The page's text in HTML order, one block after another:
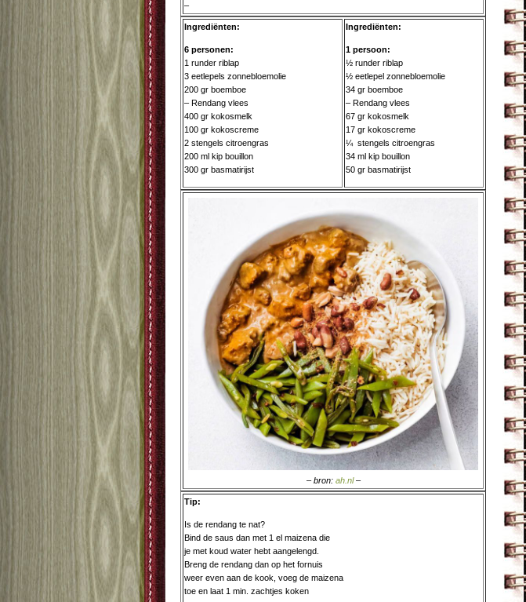
–
Ingrediënten:
6 personen:
1 runder riblap
3 eetlepels zonnebloemolie
200 gr boemboe
– Rendang vlees
400 gr kokosmelk
100 gr kokoscreme
2 stengels citroengras
200 ml kip bouillon
300 gr basmatirijst
Ingrediënten:
1 persoon:
½ runder riblap
½ eetlepel zonnebloemolie
34 gr boemboe
– Rendang vlees
67 gr kokosmelk
17 gr kokoscreme
¼ stengels citroengras
34 ml kip bouillon
50 gr basmatirijst
– bron: ah.nl–
Tip:
Is de rendang te nat?
Bind de saus dan met 1 el maizena die
je met koud water hebt aangelengd.
Breng de rendang dan op het fornuis
weer even aan de kook, voeg de maizena
toe en laat 1 min. zachtjes koken